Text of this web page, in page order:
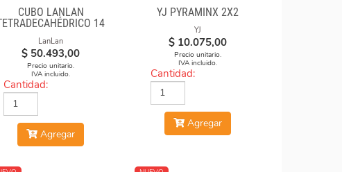
CUBO LANLAN
14
FACES GEAR CUBE
BLACK
LanLan
$ 50.493,00
Precio unitario.
IVA incluido.
Cantidad:
Agregar
YJ PYRAMINX 2X2
YJ
$ 10.075,00
Precio unitario.
IVA incluido.
Cantidad:
Agregar